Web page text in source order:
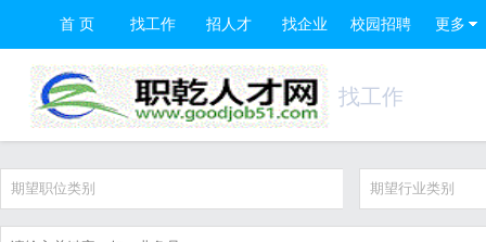
首 页 找工作 招人才 找企业 校园招聘 更多
找工作
期望职位类别 期望行业类别